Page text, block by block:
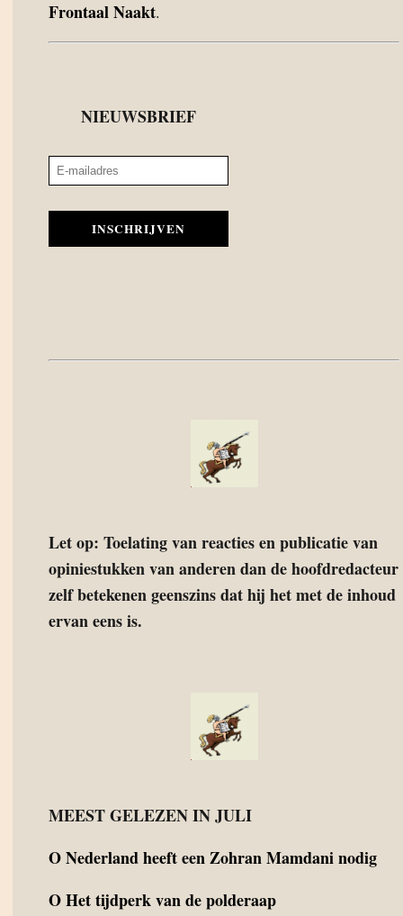
Frontaal Naakt.
NIEUWSBRIEF
INSCHRIJVEN
Let op: Toelating van reacties en publicatie van
opiniestukken van anderen dan de hoofdredacteur
zelf betekenen geenszins dat hij het met de inhoud
ervan eens is.
MEEST GELEZEN IN JULI
ONederland heeft een Zohran Mamdani nodig
OHet tijdperk van de polderaap